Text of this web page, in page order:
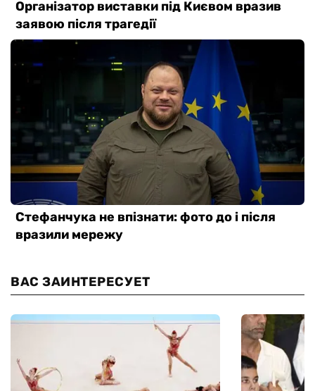
ВАС ЗАИНТЕРЕСУЕТ